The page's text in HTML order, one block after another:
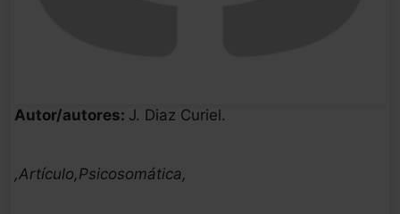
Autor/autores: J. Diaz Curiel.
,Artículo,Psicosomática,